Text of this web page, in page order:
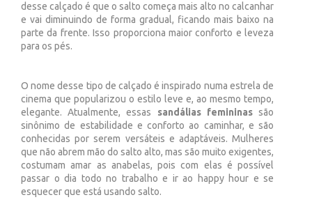
desse calçado é que o salto começa mais alto no calcanhar
e vai diminuindo de forma gradual, ficando mais baixo na
parte da frente. Isso proporciona maior conforto e leveza
para os pés.
O nome desse tipo de calçado é inspirado numa estrela de
cinema que popularizou o estilo leve e, ao mesmo tempo,
elegante. Atualmente, essas sandálias femininassão
sinônimo de estabilidade e conforto ao caminhar, e são
conhecidas por serem versáteis e adaptáveis. Mulheres
que não abrem mão do salto alto, mas são muito exigentes,
costumam amar as anabelas, pois com elas é possível
passar o dia todo no trabalho e ir ao happy hour e se
esquecer que está usando salto.